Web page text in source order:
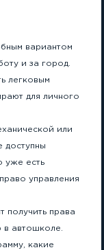
вариантом
и за город.
легковым
для личного
или
доступны
уже есть
управления
получить права
в автошколе.
какие